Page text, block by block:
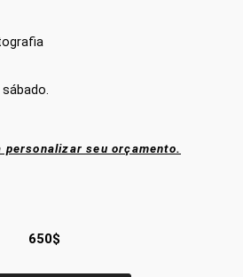
personalizar seu orçamento.
650$